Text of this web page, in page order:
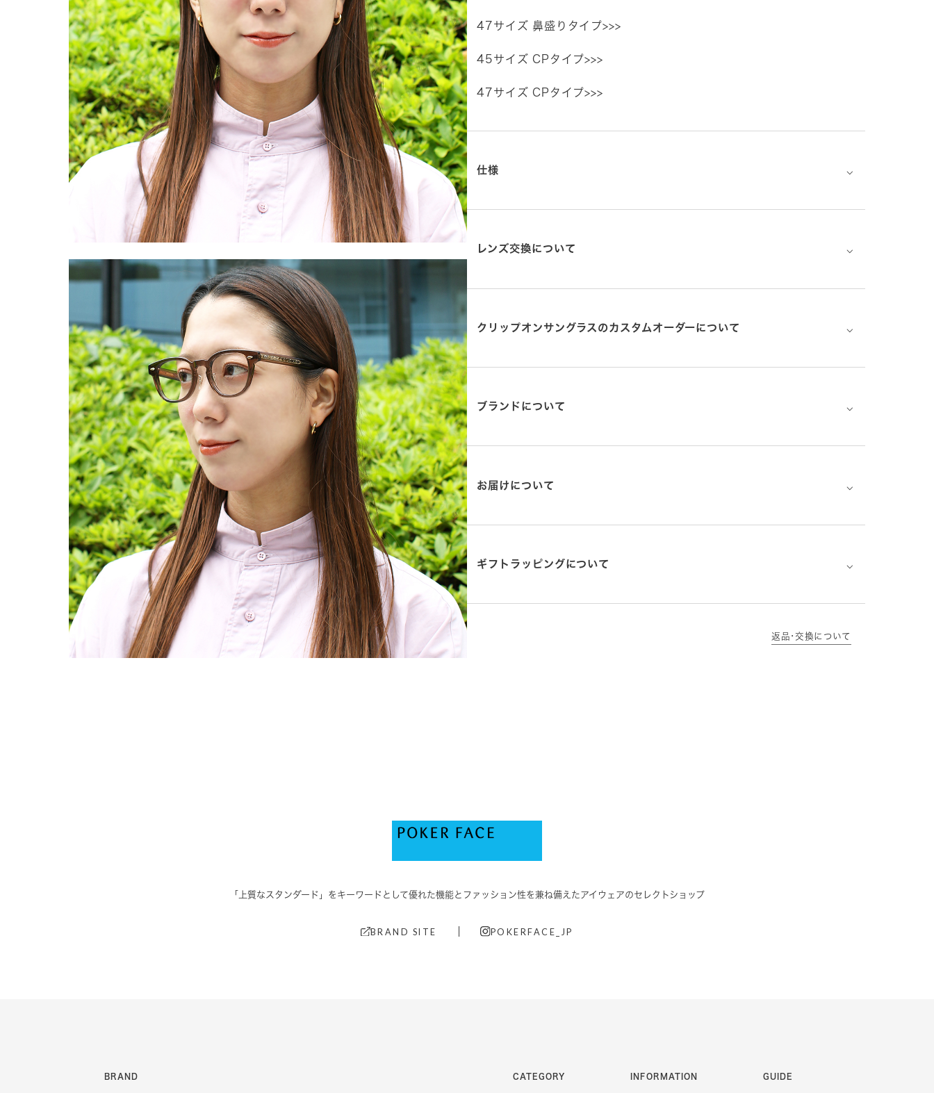
47サイズ 鼻盛りタイプ>>>
45サイズ CPタイプ>>>
47サイズ CPタイプ>>>
仕様 ⌵
レンズ交換について ⌵
クリップオンサングラスのカスタムオーダーについて ⌵
ブランドについて ⌵
お届けについて ⌵
ギフトラッピングについて ⌵
返品･交換について
「上質なスタンダード」をキーワードとして優れた機能と ファッション性を兼ね備えたアイウェアのセレクトショップ
BRAND SITE POKERFACE_JP
BRAND CATEGORY INFORMATION GUIDE